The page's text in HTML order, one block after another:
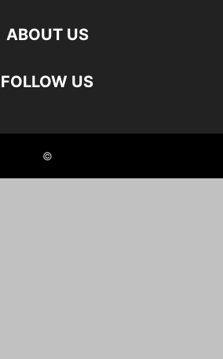
ABOUT US
FOLLOW US
©